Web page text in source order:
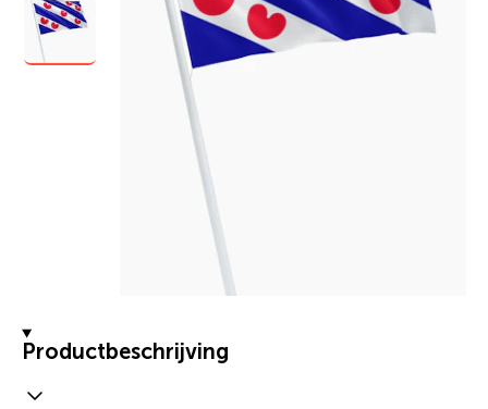
Productbeschrijving